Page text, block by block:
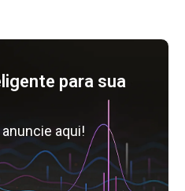
para sua
aqui!